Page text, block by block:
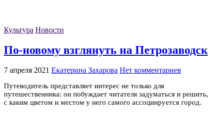
Культура Новости
По-новому взглянуть на Петрозаводск
7 апреля 2021 Екатерина Захарова Нет комментариев
Путеводитель представляет интерес не только для
путешественника: он побуждает читателя задуматься и решить,
с каким цветом и местом у него самого ассоциируется город.